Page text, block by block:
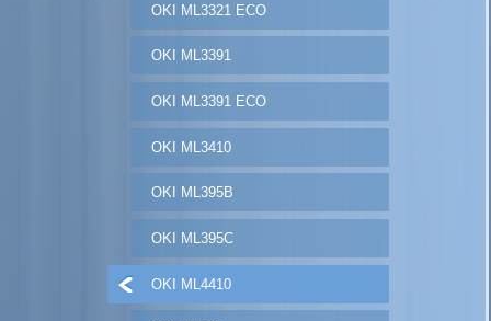
OKI ML3321 ECO
OKI ML3391
OKI ML3391 ECO
OKI ML3410
OKI ML395B
OKI ML395C
OKI ML4410